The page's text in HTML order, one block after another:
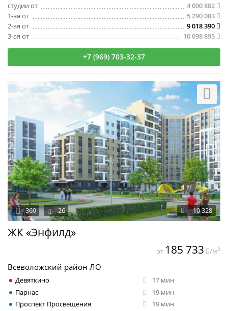
студии от
4 000 882
1-ая от
5 290 083
2-ая от
9 018 390
3-ая от
10 098 895
+7 (969) 703-32-37
ЖК «Энфилд»
10 328
369 26
Всеволожский район ЛО
Девяткино
17 мин
Парнас
19 мин
Проспект Просвещения
19 мин
от 185 733 /м2